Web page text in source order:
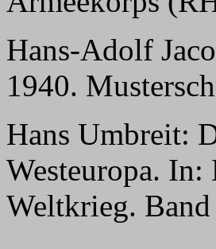
Hans-Adolf
1940.
Hans Umbreit:
Westeuropa. In:
Weltkrieg.